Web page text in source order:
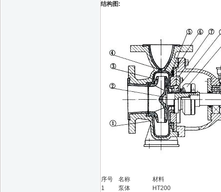
结构图:
序号 名称
材料
1
泵体
HT200